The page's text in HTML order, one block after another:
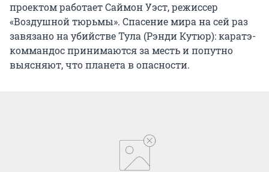
проектом работает Саймон Уэст, режиссер
«Воздушной тюрьмы». Спасение мира на сей раз
завязано на убийстве Тула (Рэнди Кутюр): каратэ-
коммандос принимаются за месть и попутно
выясняют, что планета в опасности.